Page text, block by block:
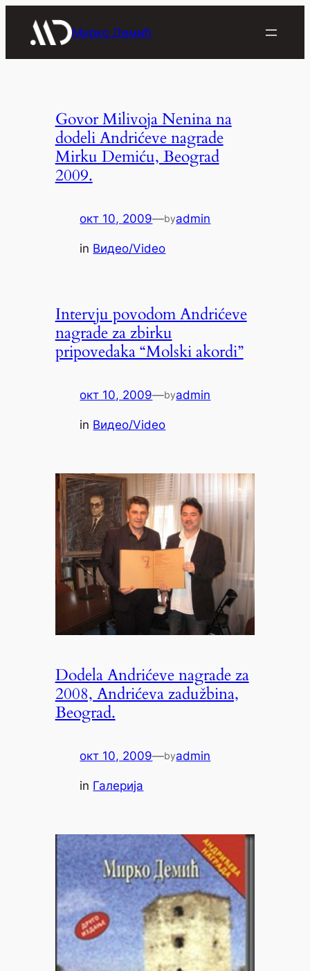
Мирко Демић
Govor Milivoja Nenina na
dodeli Andrićeve nagrade
Mirku Demiću, Beograd
2009.
окт 10, 2009—byadmin
in Видео/Video
Intervju povodom Andrićeve
nagrade za zbirku
pripovedaka “Molski akordi”
окт 10, 2009—byadmin
in Видео/Video
Dodela Andrićeve nagrade za
2008, Andrićeva zadužbina,
Beograd.
окт 10, 2009—byadmin
in Галерија